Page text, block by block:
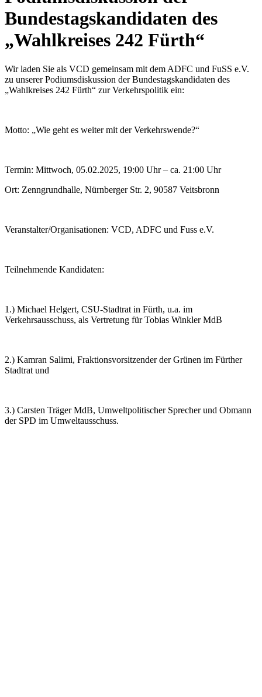
Bundestagskandidaten des
„Wahlkreises 242 Fürth“
Wir laden Sie als VCD gemeinsam mit dem ADFC und FuSS e.V.
zu unserer Podiumsdiskussion der Bundestagskandidaten des
„Wahlkreises 242 Fürth“ zur Verkehrspolitik ein:
Motto: „Wie geht es weiter mit der Verkehrswende?“
Termin: Mittwoch, 05.02.2025, 19:00 Uhr – ca. 21:00 Uhr
Ort: Zenngrundhalle, Nürnberger Str. 2, 90587 Veitsbronn
Veranstalter/Organisationen: VCD, ADFC und Fuss e.V.
Teilnehmende Kandidaten:
1.) Michael Helgert, CSU-Stadtrat in Fürth, u.a. im
Verkehrsausschuss, als Vertretung für Tobias Winkler MdB
2.) Kamran Salimi, Fraktionsvorsitzender der Grünen im Fürther
Stadtrat und
3.) Carsten Träger MdB, Umweltpolitischer Sprecher und Obmann
der SPD im Umweltausschuss.